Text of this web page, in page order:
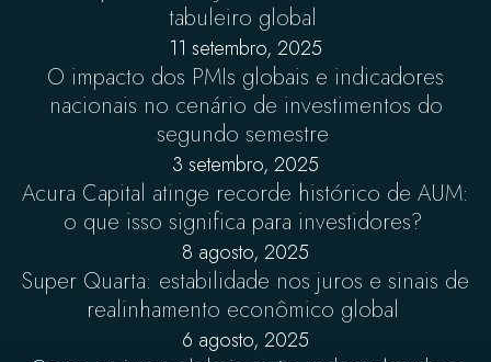
tabuleiro global
11 setembro, 2025
O impacto dos PMIs globais e indicadores
nacionais no cenário de investimentos do
segundo semestre
3 setembro, 2025
Acura Capital atinge recorde histórico de AUM:
o que isso significa para investidores?
8 agosto, 2025
Super Quarta: estabilidade nos juros e sinais de
realinhamento econômico global
6 agosto, 2025